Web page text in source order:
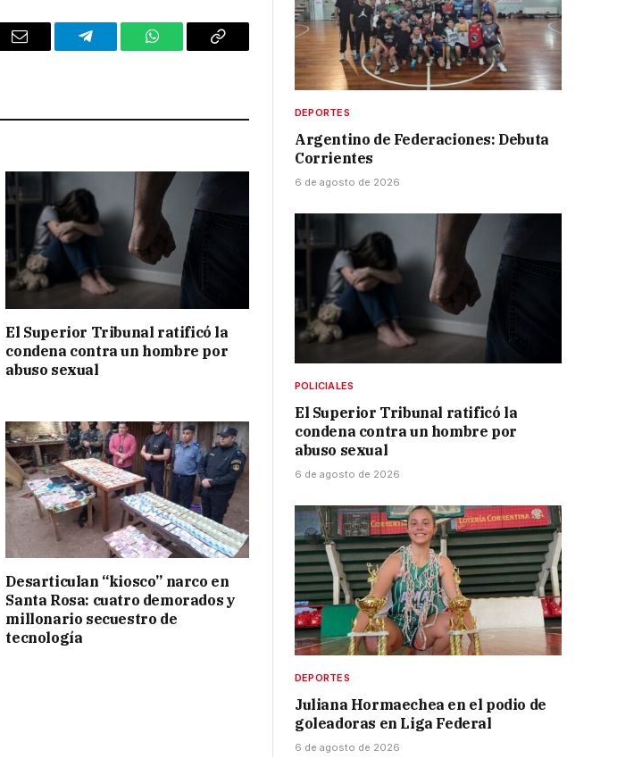
Email Telegram WhatsAppCopy
El Superior Tribunal ratificó la
condena contra un hombre por
abuso sexual
Desarticulan “kiosco” narco en
Santa Rosa: cuatro demorados y
millonario secuestro de
tecnología
DEPORTES
Argentino de Federaciones: Debuta
Corrientes
6 de agosto de 2026
POLICIALES
El Superior Tribunal ratificó la
condena contra un hombre por
abuso sexual
6 de agosto de 2026
DEPORTES
Juliana Hormaechea en el podio de
goleadoras en Liga Federal
6 de agosto de 2026